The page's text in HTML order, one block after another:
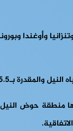
متر مكعب من المياه سنويا.
حوض النيل